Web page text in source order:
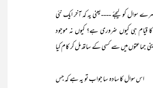
سوال کو لیجئے ----یعنی یہ کہ آخر ایک نئی
قیام ہی کیوں ضروری ہے؟ کیوں نہ موجود
جماعتوں میں سے کسی کے ساتھ مل کر کام کیا
کا سادہ سا جواب تو یہ ہے کہ جس